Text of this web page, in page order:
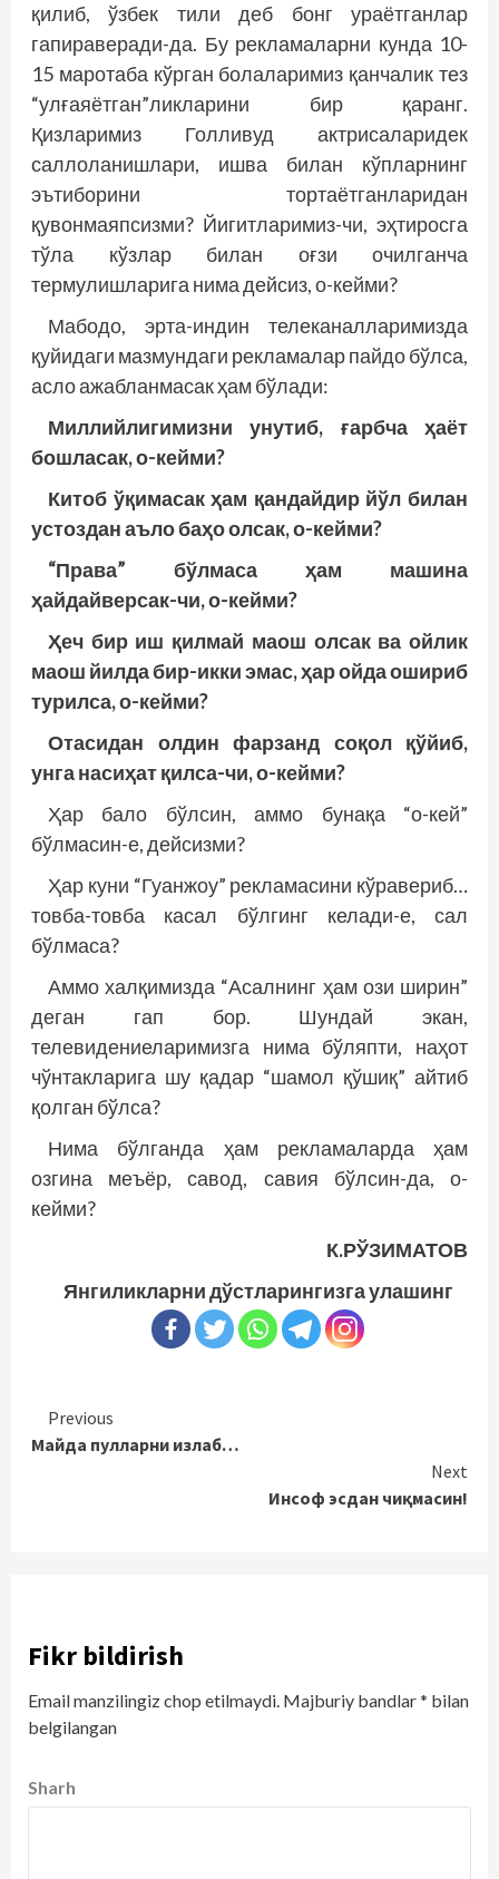
қилиб, ўзбек тили деб бонг ураётганлар
гапираверади-да. Бу рекламаларни кунда 10-
15 маротаба кўрган болаларимиз қанчалик тез
“улғаяётган”ликларини бир қаранг.
Қизларимиз Голливуд актрисаларидек
саллоланишлари, ишва билан кўпларнинг
эътиборини тортаётганларидан
қувонмаяпсизми? Йигитларимиз-чи, эҳтиросга
тўла кўзлар билан оғзи очилганча
термулишларига нима дейсиз, о-кейми?
Мабодо, эрта-индин телеканалларимизда
қуйидаги мазмундаги рекламалар пайдо бўлса,
асло ажабланмасак ҳам бўлади:
Миллийлигимизни унутиб, ғарбча ҳаёт
бошласак, о-кейми?
Китоб ўқимасак ҳам қандайдир йўл билан
устоздан аъло баҳо олсак, о-кейми?
“Права” бўлмаса ҳам машина
ҳайдайверсак-чи, о-кейми?
Ҳеч бир иш қилмай маош олсак ва ойлик
маош йилда бир-икки эмас, ҳар ойда ошириб
турилса, о-кейми?
Отасидан олдин фарзанд соқол қўйиб,
унга насиҳат қилса-чи, о-кейми?
Ҳар бало бўлсин, аммо бунақа “о-кей”
бўлмасин-е, дейсизми?
Ҳар куни “Гуанжоу” рекламасини кўравериб…
товба-товба касал бўлгинг келади-е, сал
бўлмаса?
Аммо халқимизда “Асалнинг ҳам ози ширин”
деган гап бор. Шундай экан,
телевидениеларимизга нима бўляпти, наҳот
чўнтакларига шу қадар “шамол қўшиқ” айтиб
қолган бўлса?
Нима бўлганда ҳам рекламаларда ҳам
озгина меъёр, савод, савия бўлсин-да, о-
кейми?
К.РЎЗИМАТОВ
Янгиликларни дўстларингизга улашинг
Continue
Reading
Previous
Майда пулларни излаб…
Next
Инсоф эсдан чиқмасин!
Fikr bildirish
Email manzilingiz chop etilmaydi. Majburiy bandlar* bilan
belgilangan
Sharh